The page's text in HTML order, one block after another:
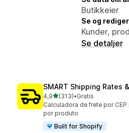
Butikkeier
Se og
Kunder,
Se detaljer
SMART Shipping Rates
4,9av 5 stjerner
(313)
Totalt 313 omtaler
•Gratis
Calculadora de frete por
por produto
Built for Shopify